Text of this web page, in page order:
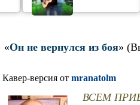
«Он не вернулся из боя»
Кавер-версия от mranatolm
ВСЕМ